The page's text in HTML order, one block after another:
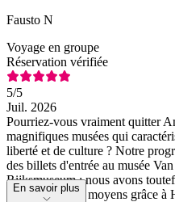
Fausto N
Voyage en groupe
Réservation vérifiée
5/5
Juil. 2026
Pourriez-vous vraiment quitter
magnifiques musées qui
liberté et de culture ? Notre
des billets d'entrée au musée
Rijksmuseum ; nous avons
par nos propres moyens grâce à
En savoir plus